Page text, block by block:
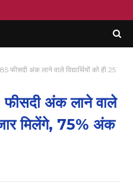
फीसदी अंक लाने वाले विद्यार्थियों को ही 25
अंक लाने वाले
मिलेंगे, 75% अंक